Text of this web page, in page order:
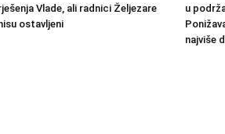
Vlade, ali radnici Željezare
ostavljeni
u
najviše